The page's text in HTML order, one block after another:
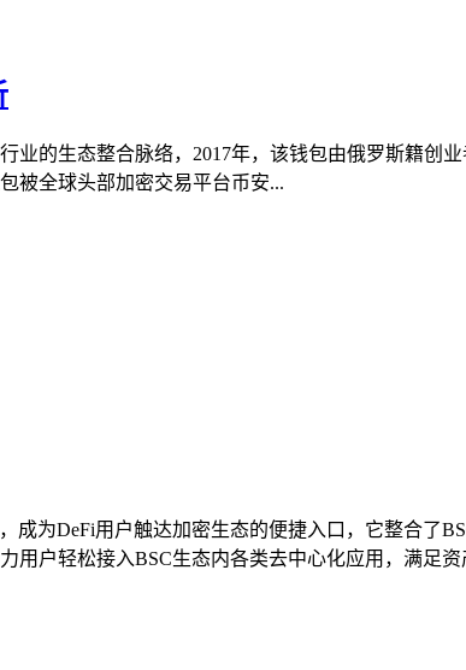
的生态整合脉络，2017年，该钱包由俄罗斯籍创业
被全球头部加密交易平台币安...
成为DeFi用户触达加密生态的便捷入口，它整合了
用户轻松接入BSC生态内各类去中心化应用，满足